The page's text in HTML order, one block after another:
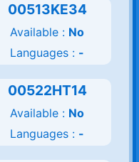
00513KE34
Available : No
Languages : -
00522HT14
Available : No
Languages : -